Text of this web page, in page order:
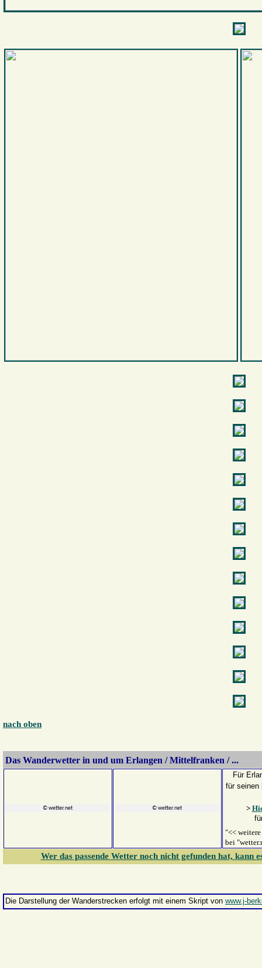
nach oben
Das Wanderwetter in und um Erlangen / Mittelfranken / ...
© wetter.net © wetter.net
Für
für seinen
>
"<<
bei
Wer das passende Wetter noch nicht gefunden hat, kann
Die Darstellung der Wanderstrecken erfolgt mit einem Skript von www.j-